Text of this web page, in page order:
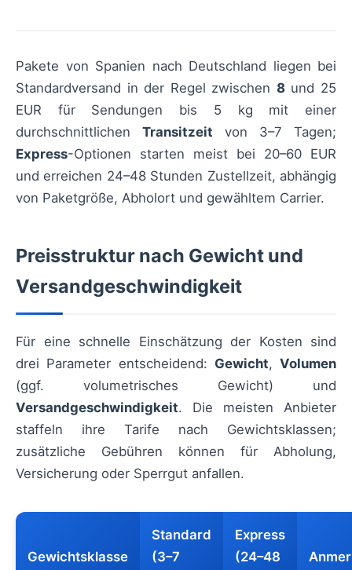
Pakete von Spanien nach Deutschland liegen bei
Standardversand in der Regel zwischen 8und 25
EUR für Sendungen bis 5 kg mit einer
durchschnittlichen Transitzeit von 3–7 Tagen;
Express-Optionen starten meist bei 20–60 EUR
und erreichen 24–48 Stunden Zustellzeit, abhängig
von Paketgröße, Abholort und gewähltem Carrier.
Preisstruktur nach Gewicht und
Versandgeschwindigkeit
Für eine schnelle Einschätzung der Kosten sind
drei Parameter entscheidend: Gewicht, Volumen
(ggf. volumetrisches Gewicht) und
Versandgeschwindigkeit. Die meisten Anbieter
staffeln ihre Tarife nach Gewichtsklassen;
zusätzliche Gebühren können für Abholung,
Versicherung oder Sperrgut anfallen.
Gewichtsklasse
Standard
(3–7
Express
(24–48